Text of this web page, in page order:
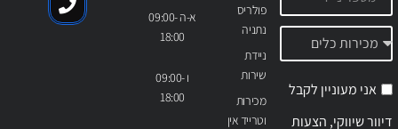
פולריס
נתניה
ניידת
שירות
מכירות
וטרייד אין
א-ה 09:00-
18:00
ו 09:00-
18:00
אני מעוניין לקבל
דיוור שיווקי, הצעות